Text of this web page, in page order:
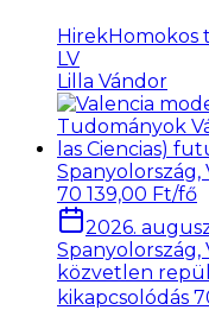
HirekHomokos
LV
Lilla Vándor
Spanyolország,
70 139,00 Ft/fő
2026.
Spanyolország,
közvetlen
kikapcsolódás